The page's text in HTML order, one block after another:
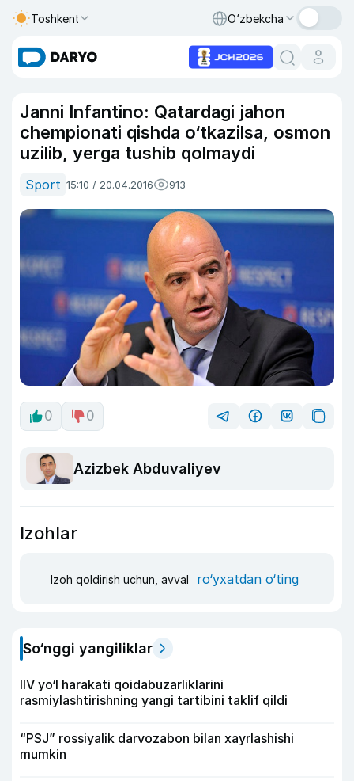
Toshkent O‘zbekcha
Janni Infantino: Qatardagi jahon
chempionati qishda o‘tkazilsa, osmon
uzilib, yerga tushib qolmaydi
Sport 15:10 / 20.04.2016 913
0 0
Azizbek Abduvaliyev
Izohlar
Izoh qoldirish uchun, avval ro‘yxatdan o‘ting
So‘nggi yangiliklar
IIV yo‘l harakati qoidabuzarliklarini
rasmiylashtirishning yangi tartibini taklif qildi
“PSJ” rossiyalik darvozabon bilan xayrlashishi
mumkin